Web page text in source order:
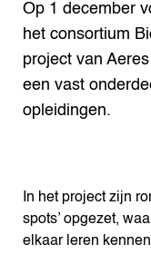
Op 1 december
het consortium
project van
een vast
opleidingen.
In het project zijn
spots’ opgezet,
elkaar leren